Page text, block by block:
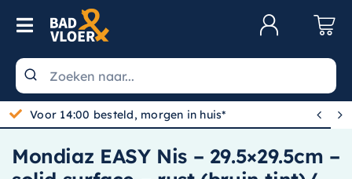
Skip to content
Toggle Navigation
Wastafels
Toiletten
Spiegels
Gratis bezorgd vanaf 100,-
 
Mondiaz EASY Nis – 29.5×29.5cm –